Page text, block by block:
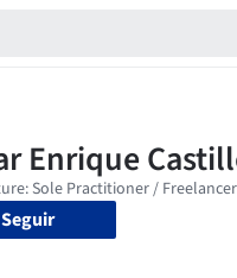
Seguir